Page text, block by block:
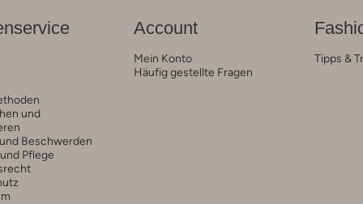
und
Beschwerden
Pflege
Account
Mein Konto
Häufig gestellte Fragen
Tipps &